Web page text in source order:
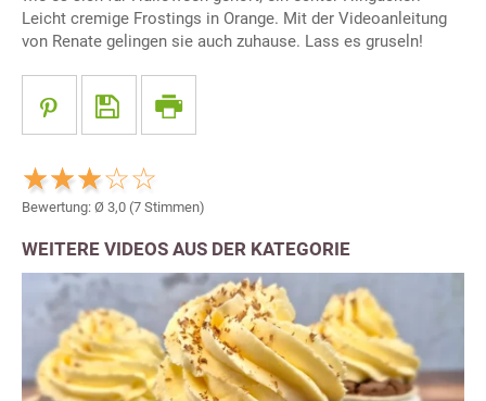
Leicht cremige Frostings in Orange. Mit der Videoanleitung
von Renate gelingen sie auch zuhause. Lass es gruseln!
Bewertung: Ø 3,0 (7 Stimmen)
WEITERE VIDEOS AUS DER KATEGORIE